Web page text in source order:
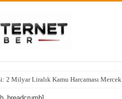
2 Milyar Liralık Kamu Harcaması